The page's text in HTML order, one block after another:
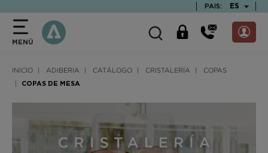
PAIS: ES
MENÚ
INICIO ADIBERIA CATÁLOGO CRISTALERÍA COPAS
COPAS DE MESA